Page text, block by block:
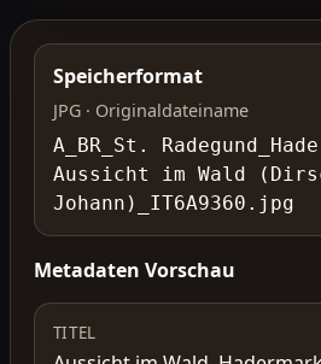
Speicherformat
JPG · Originaldateiname
A_BR_St.
Aussicht im Wald
Johann)_IT6A9360.jpg
Metadaten Vorschau
TITEL